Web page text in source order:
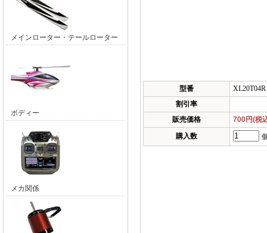
メインローター・テールローター
ボディー
メカ関係
型番
XL20T04R
割引率
販売価格
700円(税
購入数